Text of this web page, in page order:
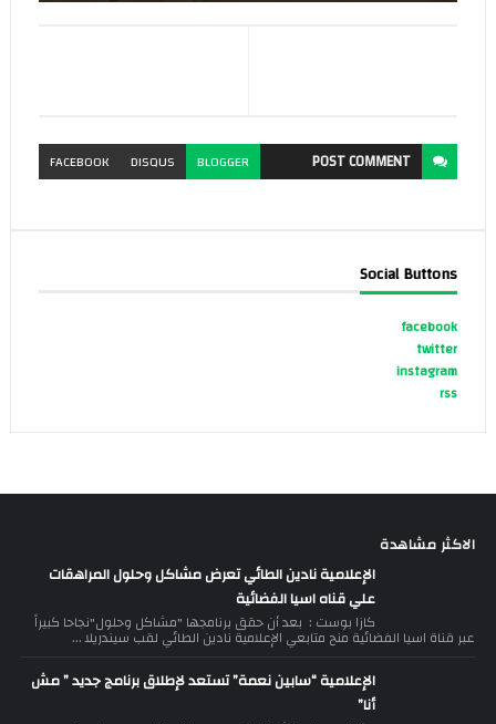
POSTCOMMENT
BLOGGER
DISQUS
FACEBOOK
Social Buttons
facebook
twitter
instagram
rss
الاكثر مشاهدة
الإعلامية نادين الطائي تعرض مشاكل وحلول المراهقات
علي قناه اسيا الفضائية
كازا بوست : بعد أن حقق برنامجها "مشاكل وحلول"نجاحا كبيراً
عبر قناة اسيا الفضائية منح متابعي الإعلامية نادين الطائي لقب سيندريلا ...
الإعلامية “سابين نعمة” تستعد لإطلاق برنامج جديد ” مش
أنا”